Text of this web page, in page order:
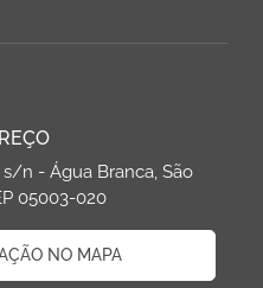
s/n - Água Branca, São
05003-020
NO MAPA